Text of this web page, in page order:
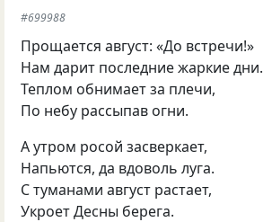
#699988
Прощается август: «До встречи!»
Нам дарит последние жаркие дни.
Теплом обнимает за плечи,
По небу рассыпав огни.
А утром росой засверкает,
Напьются, да вдоволь луга.
С туманами август растает,
Укроет Десны берега.